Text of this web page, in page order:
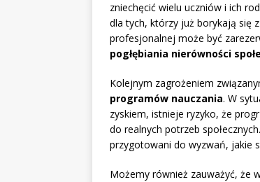
zniechęcić wielu uczniów i ich
dla tych, którzy już borykają się
profesjonalnej może być
pogłębiania nierówności
Kolejnym zagrożeniem
programów nauczania. W
zyskiem, istnieje ryzyko, że
do realnych potrzeb
przygotowani do wyzwań, jakie
Możemy również zauważyć, że